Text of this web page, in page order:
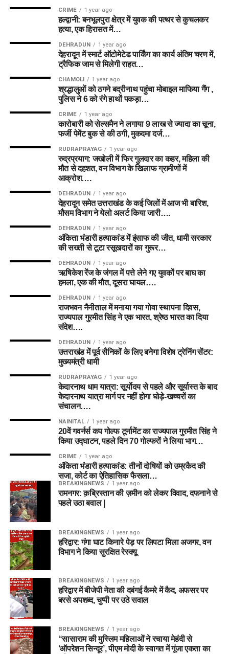
CRIME 1 year ago
हल्द्वानी: बनभूलपुरा क्षेत्र में युवक की पत्थर से कुचलकर
हत्या, एक हिरासत में…
DEHRADUN 1 year ago
देहरादून में स्मार्ट ऑटोमेटेड पार्किंग का कार्य अंतिम चरण में,
ट्रैफिक जाम से मिलेगी राहत…
CHAMOLI 1 year ago
श्रद्धालुओं को ठगने बद्रीनाथ पहुंचा मोबाइल माफिया गैंग ,
पुलिस ने 6 को रंगे हाथों पकड़ा…
CRIME 1 year ago
कारोबारी को सेल्समैन ने लगाया 9 लाख से ज्यादा का चूना,
फर्जी पेमेंट बुक से की ठगी, मुकदमा दर्ज…
RUDRAPRAYAG 1 year ago
रुद्रप्रयाग: जखोली में फिर गुलदार का कहर, महिला की
मौत से दहशत, वन विभाग के खिलाफ ग्रामीणों में
आक्रोश….
DEHRADUN 1 year ago
देहरादून समेत उत्तराखंड के कई जिलों में आज भी बारिश,
मौसम विभाग ने येलो अलर्ट किया जारी….
DEHRADUN 1 year ago
अंकिता भंडारी हत्याकांड में इंसाफ की जीत, धामी सरकार
की सख्ती से टूटा रसूखदारों का गुरूर…
DEHRADUN 1 year ago
ऋषिकेश रेंज के जंगल में पत्ते लेने गए युवकों पर बाघ का
हमला, एक की मौत, दूसरा घायल….
DEHRADUN 1 year ago
राजभवन नैनीताल में मनाया गया गोवा स्थापना दिवस,
राज्यपाल गुरमीत सिंह ने एक भारत, श्रेष्ठ भारत का दिया
संदेश….
DEHRADUN 1 year ago
उत्तराखंड में पूर्व सैनिकों के लिए बनेगा विशेष ट्रेनिंग सेंटर:
मुख्यमंत्री धामी
RUDRAPRAYAG 1 year ago
केदारनाथ धाम यात्रा: सूर्योदय से पहले और सूर्यास्त के बाद
केदारनाथ यात्रा मार्ग पर नहीं होगा घोड़े-खच्चरों का
संचालन….
NAINITAL 1 year ago
20वें गवर्नर्स कप गोल्फ टूर्नामेंट का राज्यपाल गुरमीत सिंह ने
किया उद्घाटन, पहले दिन 70 गोल्फरों ने लिया भाग…
CRIME 1 year ago
अंकिता भंडारी हत्याकांड: तीनों दोषियों को उम्रकैद की
सजा, कोर्ट का ऐतिहासिक फैसला…
BREAKINGNEWS 1 year ago
रामनगर: क़ब्रिस्तान की ज़मीन को लेकर विवाद, दफनाने से
पहले उठा बवाल |
BREAKINGNEWS 1 year ago
हरिद्वार: गंगा घाट किनारे पेड़ पर लिपटा मिला अजगर, वन
विभाग ने किया सुरक्षित रेस्क्यू
BREAKINGNEWS 1 year ago
हरिद्वार में बीजेपी नेता की दबंगई कैमरे में कैद, अफसर पर
बरसे अपशब्द, चुप्पी पर उठे सवाल
BREAKINGNEWS 1 year ago
“सासाराम की मुस्लिम महिलाओं ने रचाया मेहंदी से
‘ऑपरेशन सिन्दूर’, पीएम मोदी के स्वागत में गूंजा एकता का